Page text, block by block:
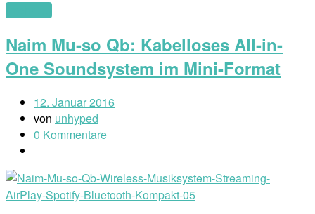
(mehr …)
Naim Mu-so Qb: Kabelloses All-in-
One Soundsystem im Mini-Format
12. Januar 2016
von unhyped
0 Kommentare